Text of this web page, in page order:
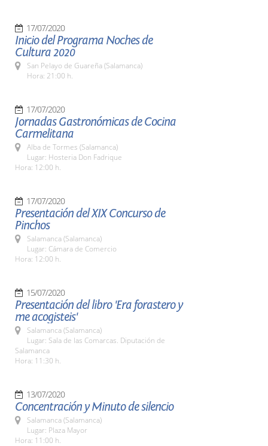
17/07/2020
Inicio del Programa Noches de
Cultura 2020
San Pelayo de Guareña (Salamanca)
Hora: 21:00 h.
17/07/2020
Jornadas Gastronómicas de Cocina
Carmelitana
Alba de Tormes (Salamanca)
Lugar: Hosteria Don Fadrique
Hora: 12:00 h.
17/07/2020
Presentación del XIX Concurso de
Pinchos
Salamanca (Salamanca)
Lugar: Cámara de Comercio
Hora: 12:00 h.
15/07/2020
Presentación del libro 'Era forastero y
me acogisteis'
Salamanca (Salamanca)
Lugar: Sala de las Comarcas. Diputación de
Salamanca
Hora: 11:30 h.
13/07/2020
Concentración y Minuto de silencio
Salamanca (Salamanca)
Lugar: Plaza Mayor
Hora: 11:00 h.